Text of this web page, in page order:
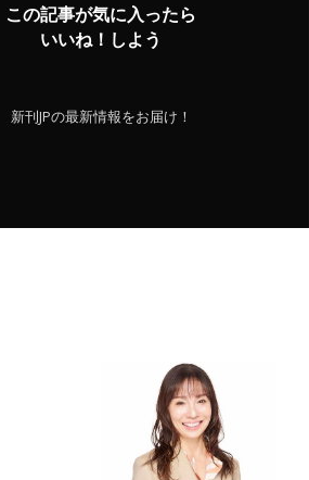
この記事が気に入ったら
いいね！しよう
新刊JPの最新情報をお届け！